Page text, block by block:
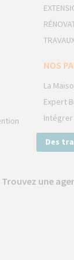
NOS
La
Expert
Des
Trouvez une